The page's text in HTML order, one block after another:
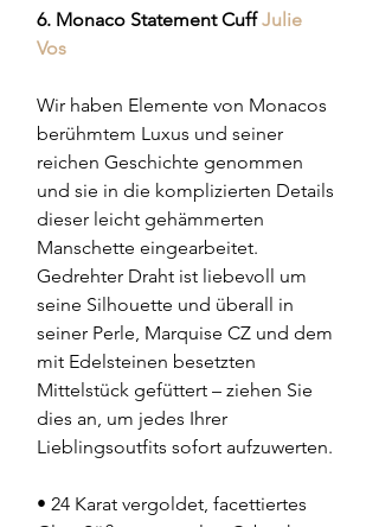
6. Monaco Statement Cuff Julie
Vos
Wir haben Elemente von Monacos
berühmtem Luxus und seiner
reichen Geschichte genommen
und sie in die komplizierten Details
dieser leicht gehämmerten
Manschette eingearbeitet.
Gedrehter Draht ist liebevoll um
seine Silhouette und überall in
seiner Perle, Marquise CZ und dem
mit Edelsteinen besetzten
Mittelstück gefüttert – ziehen Sie
dies an, um jedes Ihrer
Lieblingsoutfits sofort aufzuwerten.
• 24 Karat vergoldet, facettiertes